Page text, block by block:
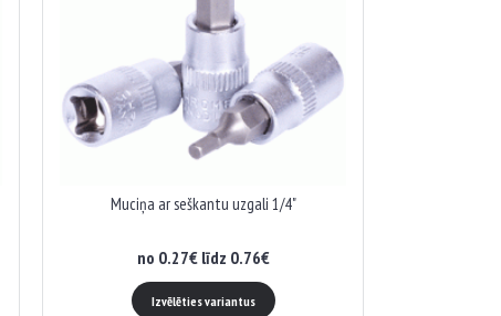
Muciņa ar seškantu uzgali 1/4"
no 0.27€ līdz 0.76€
Izvēlēties variantus